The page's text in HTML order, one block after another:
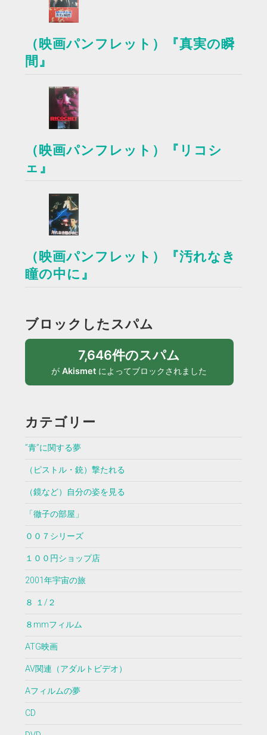
（映画パンフレット）『真実の瞬
間』
（映画パンフレット）『リコシ
ェ』
（映画パンフレット）『汚れなき
瞳の中に』
ブロックしたスパム
7,646件のスパム
がAkismet によってブロックされました
カテゴリー
”青”に関する夢
（ピストル・銃）撃たれる
（鏡など）自分の姿を見る
「徹子の部屋」
００７シリーズ
１００円ショップ店
2001年宇宙の旅
８ １/２
８mmフィルム
ATG映画
AV関連（アダルトビデオ）
Aフィルムの夢
CD